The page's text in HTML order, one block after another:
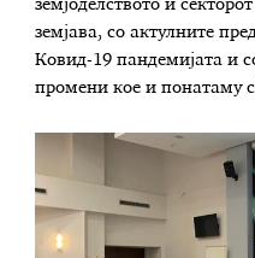
земјоделството и
земјава, со актулните
Ковид-19 пандемијата и
промени кое и понатаму